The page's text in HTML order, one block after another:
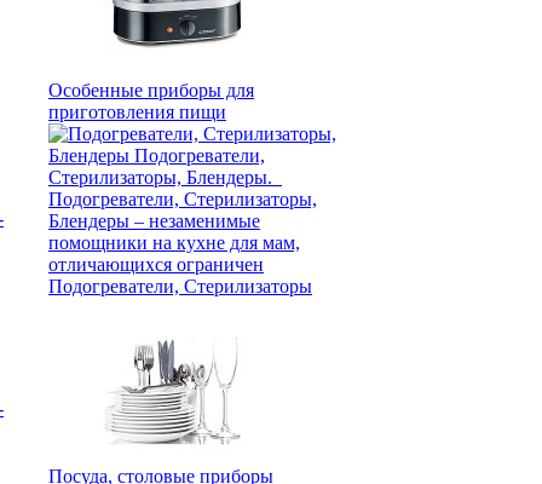
Особенные приборы для
приготовления пищи
Подогреватели, Стерилизаторы
Посуда, столовые приборы